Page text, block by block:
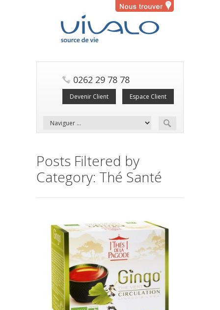
0262 29 78 78
Devenir Client Espace Client
Posts Filtered by
Category: Thé Santé